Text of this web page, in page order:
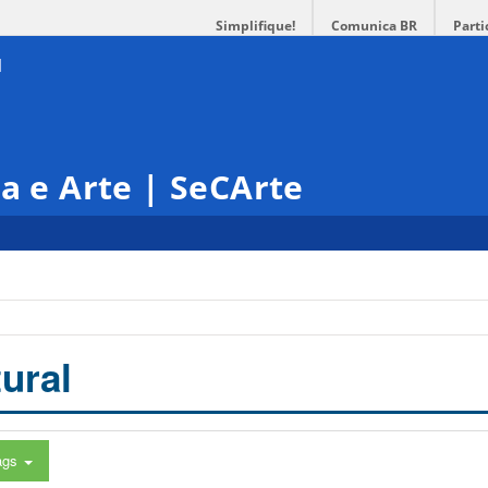
Simplifique! Comunica BR
e Arte | SeCArte